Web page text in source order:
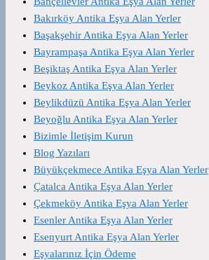
Bakırköy Antika Eşya Alan Yerler
Başakşehir Antika Eşya Alan Yerler
Bayrampaşa Antika Eşya Alan Yerler
Beşiktaş Antika Eşya Alan Yerler
Beykoz Antika Eşya Alan Yerler
Beylikdüzü Antika Eşya Alan Yerler
Beyoğlu Antika Eşya Alan Yerler
Bizimle İletişim Kurun
Blog Yazıları
Büyükçekmece Antika Eşya Alan Yerler
Çatalca Antika Eşya Alan Yerler
Çekmeköy Antika Eşya Alan Yerler
Esenler Antika Eşya Alan Yerler
Esenyurt Antika Eşya Alan Yerler
Eşyalarınız İçin Ödeme